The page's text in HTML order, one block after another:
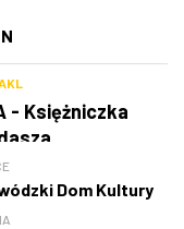
- Księżniczka
Dom Kultury